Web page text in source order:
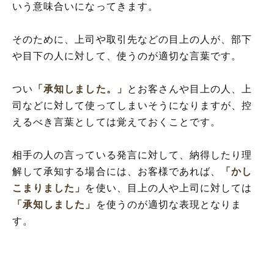
いう意味合いになってきます。
そのために、上司や取引先などの目上の人が、部下
や目下の人に対して、使うのが適切な言葉です。
つい 「承知しました。」
とお客さんや目上の人、上
司などに対して使ってしまいそうになりますが、控
えるべき言葉としては覚えておくことです。
相手の人の言っている発言に対して、納得したり理
解して承知する場合には、お客様であれば、
「かし
こまりました」 を使い、目上の人や上司に対しては
「承知しました」
を使うのが適切な表現となりま
す。